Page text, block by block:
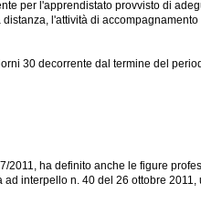
per l'apprendistato provvisto di
l'attività di
30 decorrente dal termine del
ha definito anche le figure
interpello n. 40 del 26 ottobre